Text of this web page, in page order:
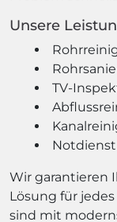
Unsere
TV-
Notdienst
Wir garantieren
Lösung für
sind mit